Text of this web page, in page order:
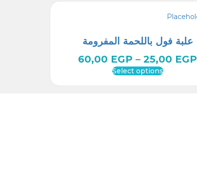
علبة فول باللحمة المفرومة
25,00 EGP
–
60,00 EGP
Select options